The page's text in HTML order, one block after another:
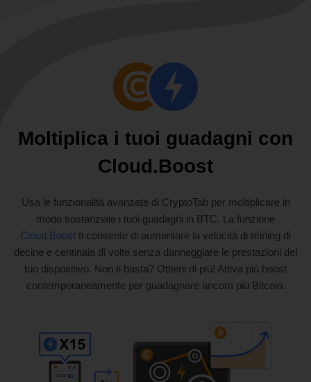
Moltiplica i tuoi guadagni con
Cloud.Boost
Usa le funzionalità avanzate di CryptoTab per moltiplicare in
modo sostanziale i tuoi guadagni in BTC. La funzione
Cloud.Boost ti consente di aumentare la velocità di mining di
decine e centinaia di volte senza danneggiare le prestazioni del
tuo dispositivo. Non ti basta? Ottieni di più! Attiva più boost
contemporaneamente per guadagnare ancora più Bitcoin.